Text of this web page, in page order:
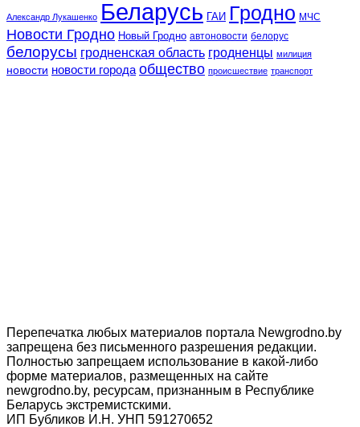
Александр Лукашенко Беларусь ГАИ Гродно МЧС
Новости Гродно Новый Гродно автоновости белорус
белорусы гродненская область гродненцы милиция
новости новости города общество происшествие транспорт
Перепечатка любых материалов портала Newgrodno.by
запрещена без письменного разрешения редакции.
Полностью запрещаем использование в какой-либо
форме материалов, размещенных на сайте
newgrodno.by, ресурсам, признанным в Республике
Беларусь экстремистскими.
ИП Бубликов И.Н. УНП 591270652